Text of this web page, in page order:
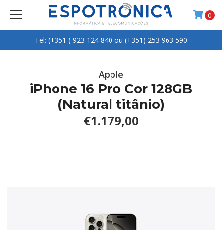
Tel: (+351 ) 923 124 840 ou (+351) 253 963 590
0
Apple
iPhone 16 Pro Cor 128GB
(Natural titânio)
€1.179,00